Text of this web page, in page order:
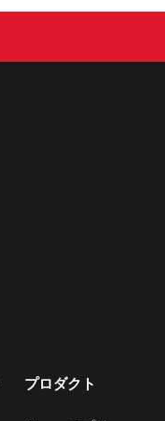
プロダクト